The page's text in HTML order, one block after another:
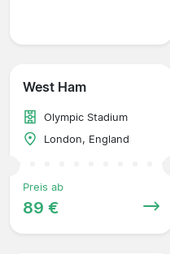
West Ham
Olympic Stadium
London, England
Preis ab
89 €